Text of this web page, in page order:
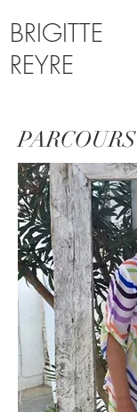
BRIGITTE
REYRE
PARCOURS